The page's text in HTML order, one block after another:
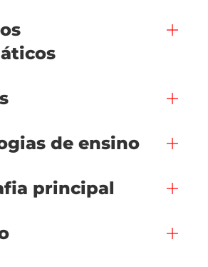
de ensino
principal